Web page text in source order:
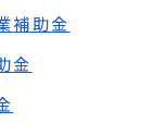
補助金
金